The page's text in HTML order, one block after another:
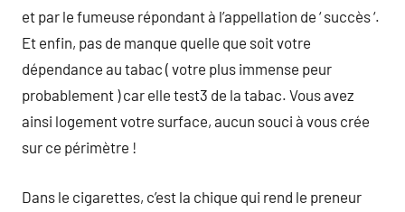
et par le fumeuse répondant à l’appellation de ‘ succès ‘.
Et enfin, pas de manque quelle que soit votre
dépendance au tabac ( votre plus immense peur
probablement ) car elle test3 de la tabac. Vous avez
ainsi logement votre surface, aucun souci à vous crée
sur ce périmètre !
Dans le cigarettes, c’est la chique qui rend le preneur